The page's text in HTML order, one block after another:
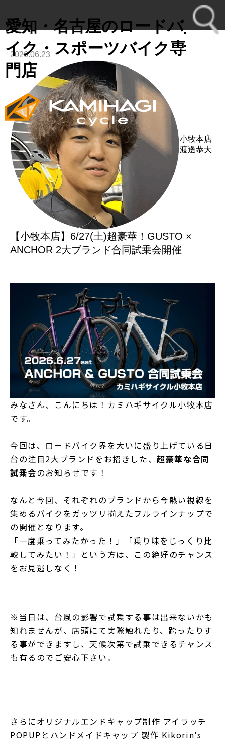
愛知・名古屋のロードバ
イク・スポーツバイク専
門店
2026.06.23
小牧本店
渡邊恭大
【小牧本店】6/27(土)超豪華！GUSTO ×
ANCHOR 2大ブランド合同試乗会開催
みなさん、こんにちは！カミハギサイクル小牧本店
です。
今回は、ロードバイク界を大いに盛り上げている日
台の注目2大ブランドをお招きした、超豪華な合同
試乗会のお知らせです！
なんと今回、それぞれのブランドから今熱い視線を
集めるバイクをガッツリ揃えたフルラインナップで
の開催となります。
「一度乗ってみたかった！」「乗り味をじっくり比
較してみたい！」という方は、この絶好のチャンス
をお見逃しなく！
※当日は、台風の影響で試乗する事は出来ないかも
知れませんが、店頭にて実際触れたり、跨ったりす
る事ができますし、天候次第で試乗できるチャンス
も有るのでご安心下さい。
さらにオリジナルエンドキャップ制作 アイラッチ
POPUPとハンドメイドキャップ 製作 Kikorin’s